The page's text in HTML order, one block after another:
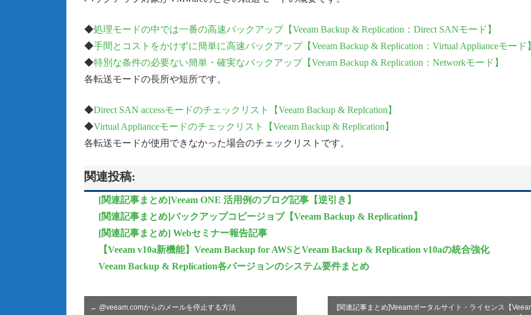
◆処理モードの中では一番の高速バックアップ【Veeam Backup & Replication：Direct SANモード】
◆手間とコストをかけずに簡単に高速バックアップ【Veeam Backup & Replication：Virtual Applianceモード
◆特別な条件の必要ない簡単・確実なバックアップ【Veeam Backup & Replication：Networkモード】
各転送モードの長所や短所です。
◆Direct SAN accessモードのチェックリスト【Veeam Backup & Replcation】
◆Virtual Applianceモードのチェックリスト【Veeam Backup & Replication】
各転送モードが使用できなかった場合のチェックリストです。
関連投稿:
[関連記事まとめ]Veeam ONE 活用例のブログ記事【逆引き】
[関連記事まとめ]バックアップコピージョブ【Veeam Backup & Replication】
[関連記事まとめ] Webセミナー報告記事
【Veeam v10a新機能】Veeam Backup for AWSとVeeam Backup & Replication v10aの統合強化
Veeam Backup & Replication各バージョンのシステム要件まとめ
← @veeam.comからのメールを停止する方法
[関連記事まとめ]Veeamポータルサイト・ライセンス【